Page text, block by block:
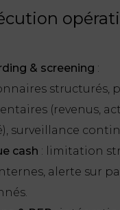
& screening :
structurés,
(revenus,
surveillance
cash : limitation
alerte sur